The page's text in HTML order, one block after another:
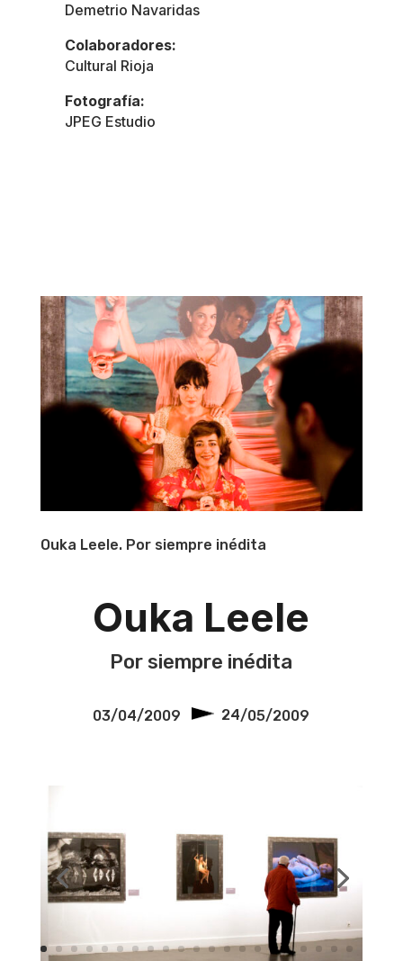
Demetrio Navaridas
Colaboradores:
Cultural Rioja
Fotografía:
JPEG Estudio
Ouka Leele. Por siempre inédita
Ouka Leele
Por siempre inédita
03/04/2009 24/05/2009